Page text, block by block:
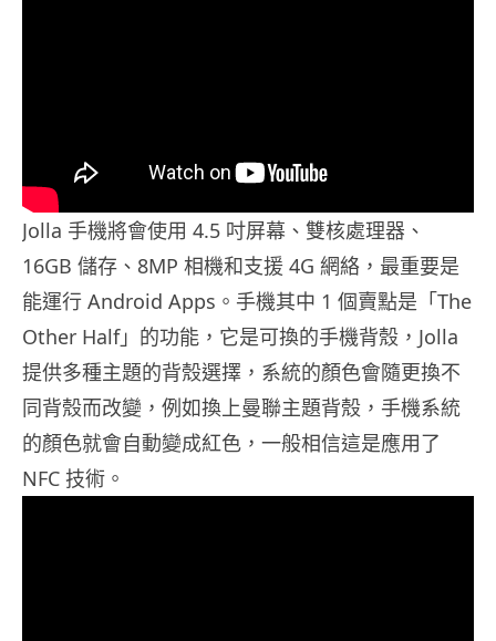
Jolla 手機將會使用 4.5 吋屏幕、雙核處理器、
16GB 儲存、8MP 相機和支援 4G 網絡，最重要是
能運行 Android Apps。手機其中 1 個賣點是「The
Other Half」的功能，它是可換的手機背殼，Jolla
提供多種主題的背殼選擇，系統的顏色會隨更換不
同背殼而改變，例如換上曼聯主題背殼，手機系統
的顏色就會自動變成紅色，一般相信這是應用了
NFC 技術。